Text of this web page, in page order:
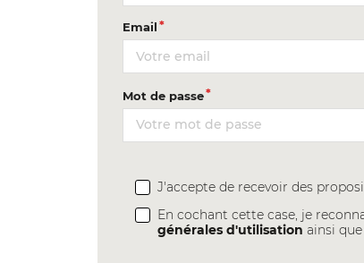
Email
Mot de passe
J'accepte de recevoir des
En cochant cette case, je
générales d'utilisation ainsi que